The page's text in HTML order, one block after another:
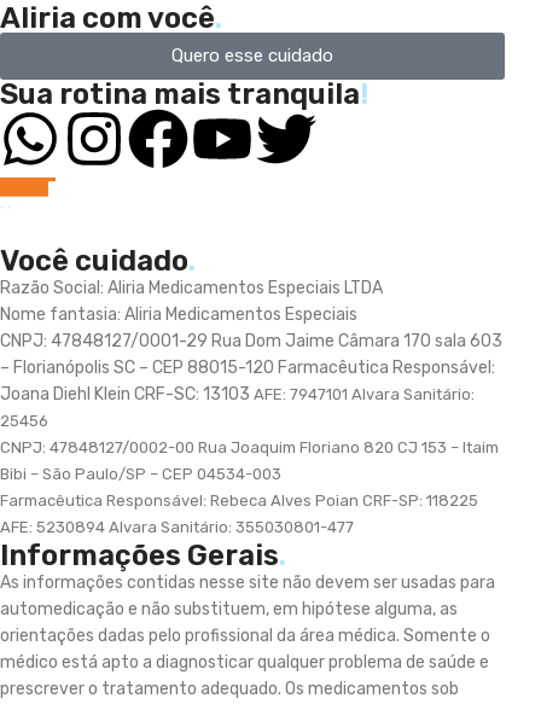
Aliria com você.
Quero esse cuidado
Sua rotina mais tranquila!
Você cuidado.
Razão Social: Aliria Medicamentos Especiais LTDA
Nome fantasia: Aliria Medicamentos Especiais
CNPJ: 47848127/0001-29 Rua Dom Jaime Câmara 170 sala 603
– Florianópolis SC – CEP 88015-120 Farmacêutica Responsável:
Joana Diehl Klein CRF-SC: 13103AFE: 7947101 Alvara Sanitário:
25456
CNPJ: 47848127/0002-00 Rua Joaquim Floriano 820 CJ 153 – Itaim
Bibi – São Paulo/SP – CEP 04534-003
Farmacêutica Responsável: Rebeca Alves PoianCRF-SP: 118225
AFE: 5230894 Alvara Sanitário: 355030801-477
Informações Gerais.
As informações contidas nesse site não devem ser usadas para
automedicação e não substituem, em hipótese alguma, as
orientações dadas pelo profissional da área médica. Somente o
médico está apto a diagnosticar qualquer problema de saúde e
prescrever o tratamento adequado. Os medicamentos sob